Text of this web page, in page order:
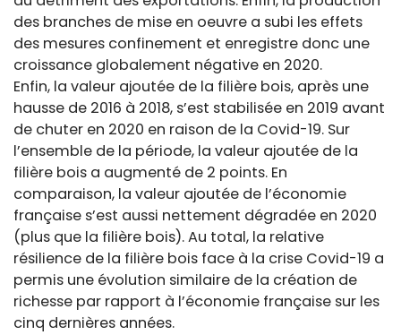
des branches de mise en oeuvre a subi les effets
des mesures confinement et enregistre donc une
croissance globalement négative en 2020.
Enfin, la valeur ajoutée de la filière bois, après une
hausse de 2016 à 2018, s’est stabilisée en 2019 avant
de chuter en 2020 en raison de la Covid-19. Sur
l’ensemble de la période, la valeur ajoutée de la
filière bois a augmenté de 2 points. En
comparaison, la valeur ajoutée de l’économie
française s’est aussi nettement dégradée en 2020
(plus que la filière bois). Au total, la relative
résilience de la filière bois face à la crise Covid-19 a
permis une évolution similaire de la création de
richesse par rapport à l’économie française sur les
cinq dernières années.